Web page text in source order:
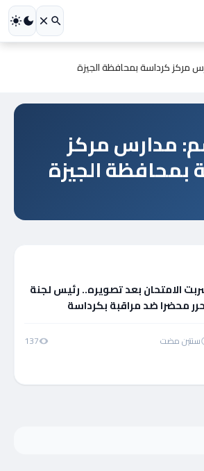
مركز كرداسة بمحافظة الجيزة
مدارس مركز
بمحافظة الجيزة
الامتحان بعد تصويره.. رئيس لجنة
محضرا ضد مراقبة بكرداسة
سنتين مضت 137